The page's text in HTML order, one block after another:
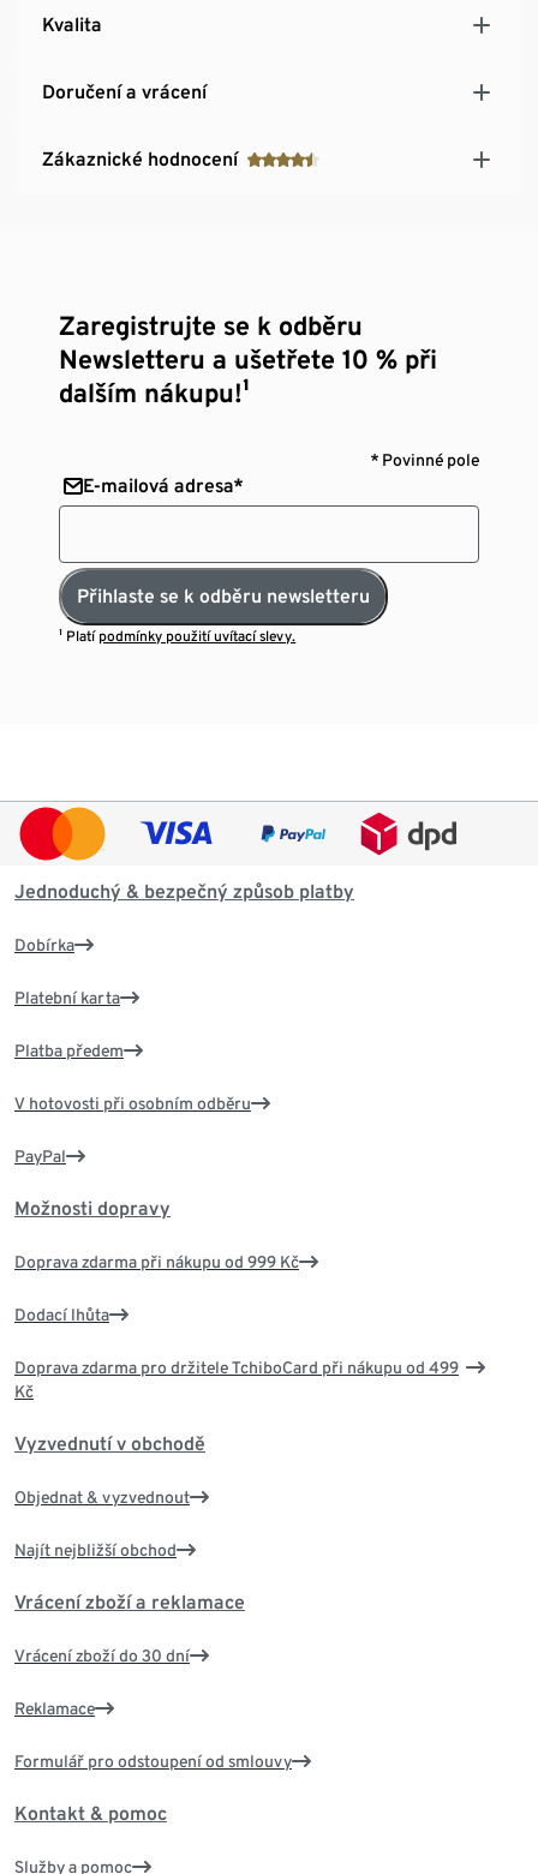
Kvalita
Doručení a vrácení
Zákaznické hodnocení
Zaregistrujte se k odběru
Newsletteru a ušetřete 10 % při
dalším nákupu!¹
* Povinné pole
E-mailová adresa*
Přihlaste se k odběru newsletteru
¹ Platí podmínky použití uvítací slevy.
Jednoduchý & bezpečný způsob platby
Dobírka
Platební karta
Platba předem
V hotovosti při osobním odběru
PayPal
Možnosti dopravy
Doprava zdarma při nákupu od 999 Kč
Dodací lhůta
Doprava zdarma pro držitele TchiboCard při nákupu od 499
Kč
Vyzvednutí v obchodě
Objednat & vyzvednout
Najít nejbližší obchod
Vrácení zboží a reklamace
Vrácení zboží do 30 dní
Reklamace
Formulář pro odstoupení od smlouvy
Kontakt & pomoc
Služby a pomoc